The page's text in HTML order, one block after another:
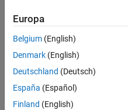
converts an input event
values and data type.
Before each root
converts an input signal
signal values and data
Event Sendblocks do not
Europa
Belgium (English)
Denmark (English)
Deutschland (Deutsch)
España (Español)
Finland (English)